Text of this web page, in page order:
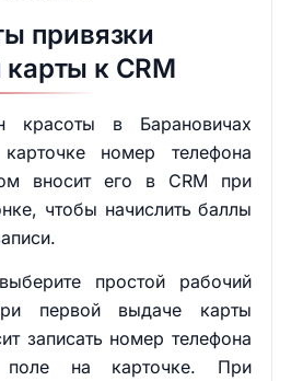
привязки
к CRM
красоты в Барановичах
номер телефона
вносит его в CRM при
чтобы начислить баллы
простой рабочий
первой выдаче карты
записать номер телефона
на карточке. При